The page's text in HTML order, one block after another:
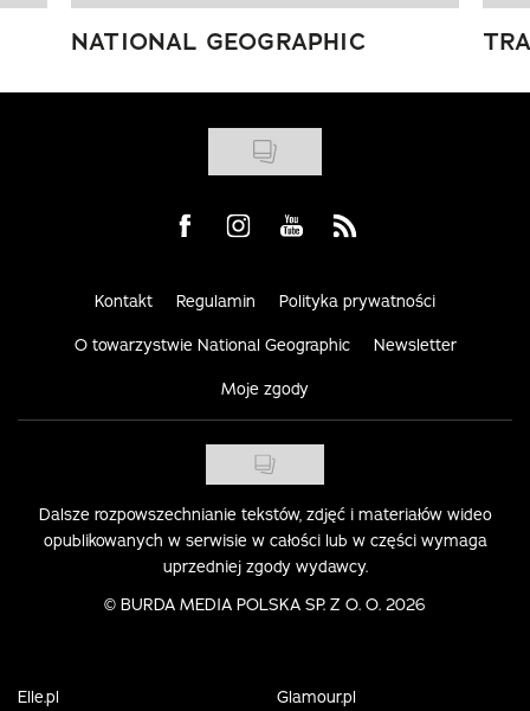
NATIONAL GEOGRAPHIC
Visit us on Facebook
Visit us on Instagram
Visit us on Youtube
Visit us on Rss
Kontakt Regulamin Polityka prywatności
O towarzystwie National Geographic Newsletter
Moje zgody
Dalsze rozpowszechnianie tekstów, zdjęć i materiałów wideo
opublikowanych w serwisie w całości lub w części wymaga
uprzedniej zgody wydawcy.
© BURDA MEDIA POLSKA SP. Z O. O. 2026
Elle.pl
Glamour.pl